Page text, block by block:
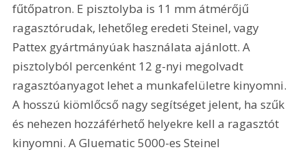
fűtőpatron. E pisztolyba is 11 mm átmérőjű
ragasztórudak, lehetőleg eredeti Steinel, vagy
Pattex gyártmányúak használata ajánlott. A
pisztolyból percenként 12 g-nyi megolvadt
ragasztóanyagot lehet a munkafelületre kinyomni.
A hosszú kiömlőcső nagy segítséget jelent, ha szűk
és nehezen hozzáférhető helyekre kell a ragasztót
kinyomni. A Gluematic 5000-es Steinel